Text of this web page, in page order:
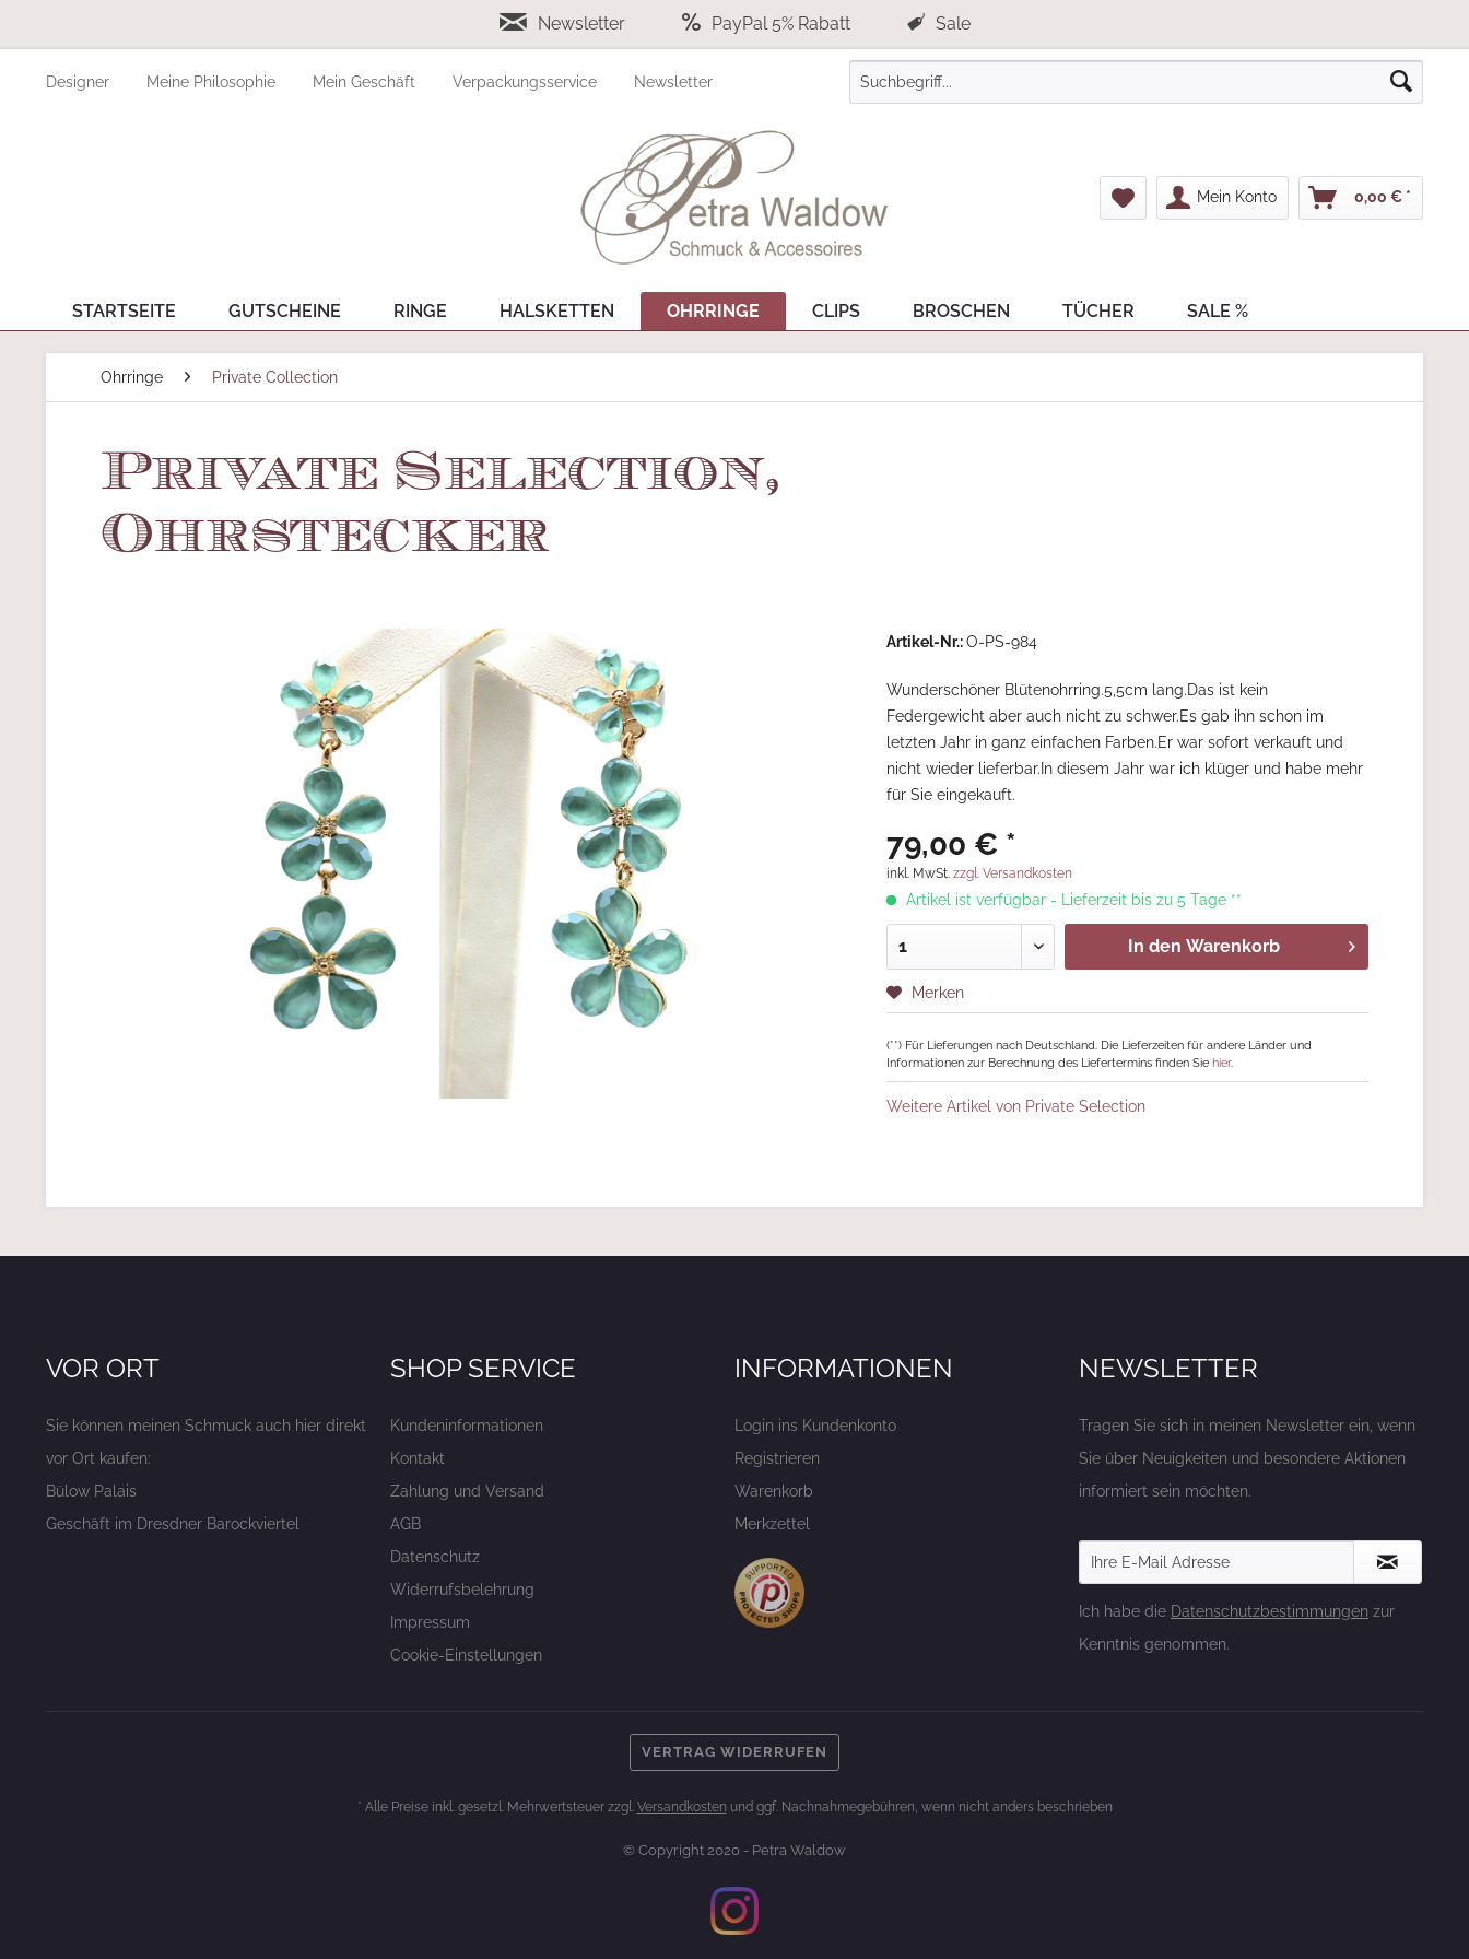
Newsletter PayPal 5% Rabatt Sale
Designer Meine Philosophie Mein Geschäft Verpackungsservice Newsletter
Mein Konto 0,00 € *
STARTSEITE GUTSCHEINE RINGE HALSKETTEN OHRRINGE CLIPS BROSCHEN TÜCHER SALE %
Ohrringe Private Collection
Private Selection,
Ohrstecker
Artikel-Nr.:O-PS-984
Wunderschöner Blütenohrring.5,5cm lang.Das ist kein
Federgewicht aber auch nicht zu schwer.Es gab ihn schon im
letzten Jahr in ganz einfachen Farben.Er war sofort verkauft und
nicht wieder lieferbar.In diesem Jahr war ich klüger und habe mehr
für Sie eingekauft.
79,00 € *
inkl. MwSt.zzgl. Versandkosten
Artikel ist verfügbar - Lieferzeit bis zu 5 Tage **
In den Warenkorb
Merken
(**) Für Lieferungen nach Deutschland. Die Lieferzeiten für andere Länder und
Informationen zur Berechnung des Liefertermins finden Siehier.
Weitere Artikel von Private Selection
VOR ORT
Sie können meinen Schmuck auch hier direkt
vor Ort kaufen:
Bülow Palais
Geschäft im Dresdner Barockviertel
SHOP SERVICE
Kundeninformationen
Kontakt
Zahlung und Versand
AGB
Datenschutz
Widerrufsbelehrung
Impressum
Cookie-Einstellungen
INFORMATIONEN
Login ins Kundenkonto
Registrieren
Warenkorb
Merkzettel
NEWSLETTER
Tragen Sie sich in meinen Newsletter ein, wenn
Sie über Neuigkeiten und besondere Aktionen
informiert sein möchten.
Ich habe die Datenschutzbestimmungen zur
Kenntnis genommen.
VERTRAG WIDERRUFEN
* Alle Preise inkl. gesetzl. Mehrwertsteuer zzgl. Versandkosten und ggf. Nachnahmegebühren, wenn nicht anders beschrieben
© Copyright 2020 - Petra Waldow